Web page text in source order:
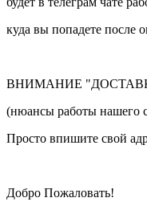
куда вы попадете после
ВНИМАНИЕ
(нюансы работы нашего
Просто впишите свой
Добро Пожаловать!